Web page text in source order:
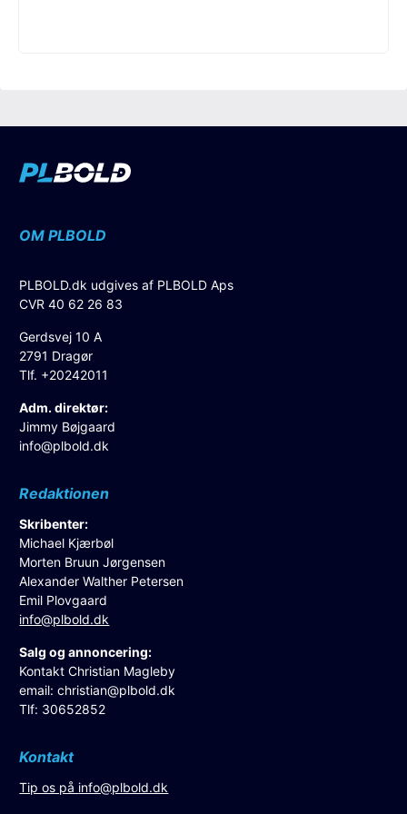
OM PLBOLD
PLBOLD.dk udgives af PLBOLD Aps
CVR 40 62 26 83
Gerdsvej 10 A
2791 Dragør
Tlf. +20242011
Adm. direktør:
Jimmy Bøjgaard
info@plbold.dk
Redaktionen
Skribenter:
Michael Kjærbøl
Morten Bruun Jørgensen
Alexander Walther Petersen
Emil Plovgaard
info@plbold.dk
Salg og annoncering:
Kontakt Christian Magleby
email:christian@plbold.dk
Tlf: 30652852
Kontakt
Tip os på info@plbold.dk